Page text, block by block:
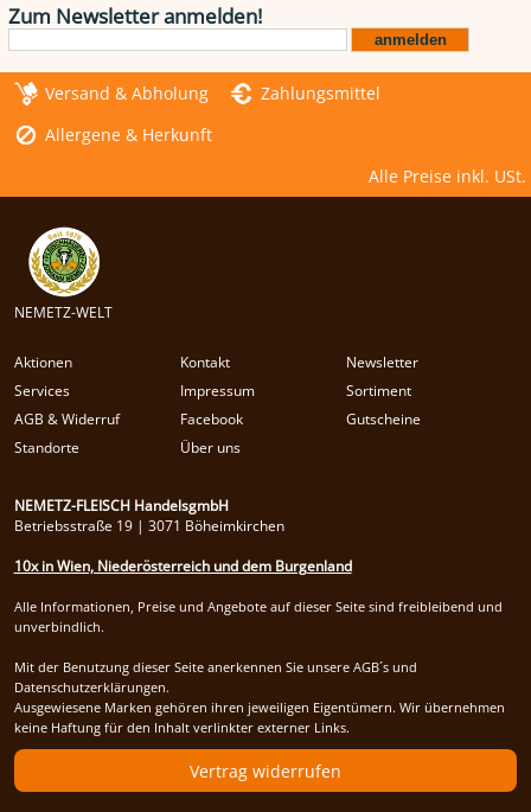
Zum Newsletter anmelden!
Versand & Abholung
Zahlungsmittel
Allergene & Herkunft
Alle Preise inkl. USt.
NEMETZ-WELT
Aktionen Kontakt
Newsletter
Services
Impressum
Sortiment
AGB & Widerruf
Facebook
Gutscheine
Standorte
Über uns
NEMETZ-FLEISCH HandelsgmbH
Betriebsstraße 19 | 3071 Böheimkirchen
10x in Wien, Niederösterreich und dem Burgenland
Alle Informationen, Preise und Angebote auf dieser Seite sind freibleibend und
unverbindlich.
Mit der Benutzung dieser Seite anerkennen Sie unsere AGB´s und
Datenschutzerklärungen.
Ausgewiesene Marken gehören ihren jeweiligen Eigentümern. Wir übernehmen
keine Haftung für den Inhalt verlinkter externer Links.
Vertrag widerrufen